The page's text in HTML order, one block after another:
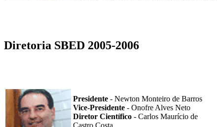
Diretoria SBED 2005-2006
Presidente - Newton Monteiro de Barros
Vice-Presidente - Onofre Alves Neto
Diretor Científico - Carlos Maurício de
Castro Costa